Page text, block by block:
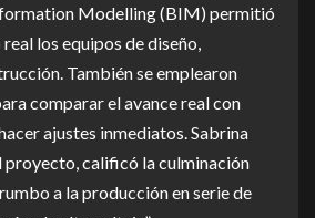
Modelling (BIM) permitió
los equipos de diseño,
También se emplearon
comparar el avance real con
ajustes inmediatos. Sabrina
proyecto, calificó la culminación
a la producción en serie de